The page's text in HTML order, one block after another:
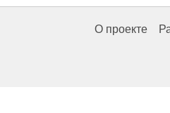
О проекте